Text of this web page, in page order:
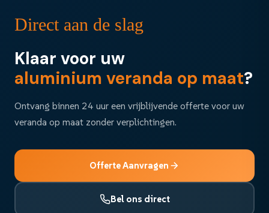
Direct aan de slag
Klaar voor uw
aluminium veranda op maat?
Ontvang binnen 24 uur een vrijblijvende offerte voor uw
veranda op maat zonder verplichtingen.
Offerte Aanvragen
Bel ons direct